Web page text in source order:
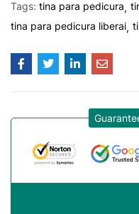
Tags: tina para pedicura
tina para pedicura liberai